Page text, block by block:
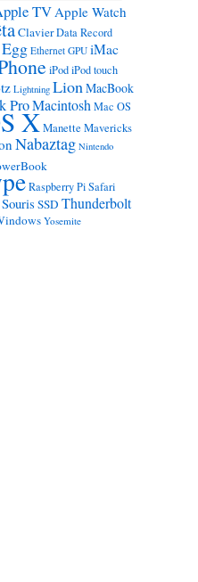
TVApple Watch
Clavier Data Record
Ethernet GPU iMac
iPod iPod touch
Lightning LionMacBook
ProMacintosh Mac OS
XManette Mavericks
Nabaztag Nintendo
Raspberry Pi Safari
Souris SSD Thunderbolt
Yosemite